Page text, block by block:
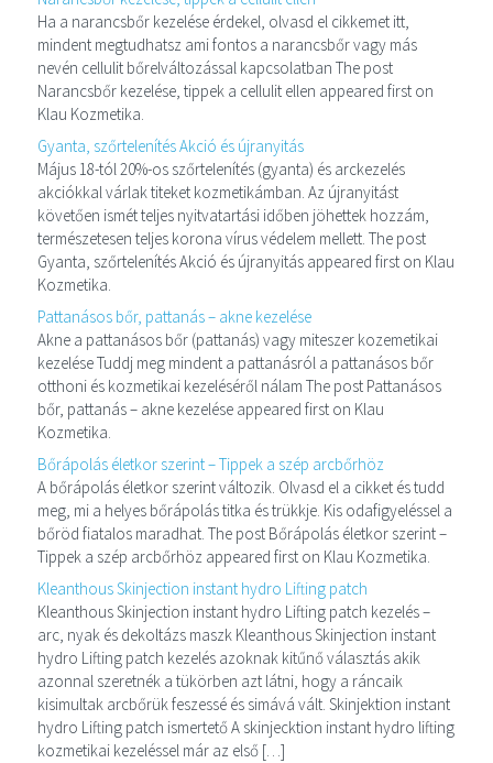
Ha a narancsbőr kezelése érdekel, olvasd el cikkemet itt,
mindent megtudhatsz ami fontos a narancsbőr vagy más
nevén cellulit bőrelváltozással kapcsolatban The post
Narancsbőr kezelése, tippek a cellulit ellen appeared first on
Klau Kozmetika.
Gyanta, szőrtelenítés Akció és újranyitás
Május 18-tól 20%-os szőrtelenítés (gyanta) és arckezelés
akciókkal várlak titeket kozmetikámban. Az újranyitást
követően ismét teljes nyitvatartási időben jöhettek hozzám,
természetesen teljes korona vírus védelem mellett. The post
Gyanta, szőrtelenítés Akció és újranyitás appeared first on Klau
Kozmetika.
Pattanásos bőr, pattanás – akne kezelése
Akne a pattanásos bőr (pattanás) vagy miteszer kozemetikai
kezelése Tuddj meg mindent a pattanásról a pattanásos bőr
otthoni és kozmetikai kezeléséről nálam The post Pattanásos
bőr, pattanás – akne kezelése appeared first on Klau
Kozmetika.
Bőrápolás életkor szerint – Tippek a szép arcbőrhöz
A bőrápolás életkor szerint változik. Olvasd el a cikket és tudd
meg, mi a helyes bőrápolás titka és trükkje. Kis odafigyeléssel a
bőröd fiatalos maradhat. The post Bőrápolás életkor szerint –
Tippek a szép arcbőrhöz appeared first on Klau Kozmetika.
Kleanthous Skinjection instant hydro Lifting patch
Kleanthous Skinjection instant hydro Lifting patch kezelés –
arc, nyak és dekoltázs maszk Kleanthous Skinjection instant
hydro Lifting patch kezelés azoknak kitűnő választás akik
azonnal szeretnék a tükörben azt látni, hogy a ráncaik
kisimultak arcbőrük feszessé és simává vált. Skinjektion instant
hydro Lifting patch ismertető A skinjecktion instant hydro lifting
kozmetikai kezeléssel már az első […]